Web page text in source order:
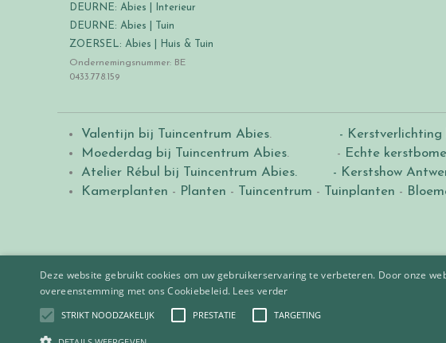
DEURNE: Abies | Interieur
DEURNE: Abies | Tuin
ZOERSEL: Abies | Huis & Tuin
Ondernemingsnummer: BE
0433.778.159
Valentijn bij Tuincentrum Abies.
- Kerstverlichting
Moederdag bij Tuincentrum Abies. - Echte
Atelier Rébul bij Tuincentrum Abies.
- Kerstshow
Kamerplanten - Planten - Tuincentrum - Tuinplanten -
Deze website gebruikt cookies om uw gebruikerservaring te verbeteren. Door onze
overeenstemming met ons Cookiebeleid. Lees verder
STRIKT NOODZAKELIJK PRESTATIE TARGETING